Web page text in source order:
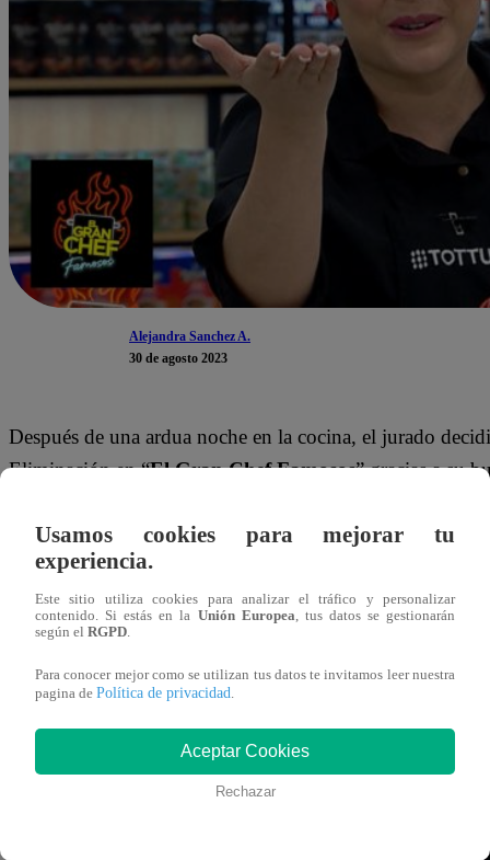
Alejandra Sanchez A.
30 de agosto 2023
Después de una ardua noche en la cocina, el jurado
Eliminación en “El Gran Chef Famosos” gracias a su
Al enterarse de la noticia, la actriz aseguró eufórica:
verdad, no puedo creerlo”.
Esta noche en “El Gran Chef Famosos”, Armando
Goñi y Santi Lesmes se enfrentaron en la Noche de
Usamos cookies para mejorar tu
experiencia.
Este sitio utiliza cookies para analizar el tráfico y personalizar
contenido. Si estás en la Unión Europea, tus datos se gestionarán
según el RGPD.
Para conocer mejor como se utilizan tus datos te invitamos leer nuestra
pagina de Política de privacidad.
Aceptar Cookies
Rechazar